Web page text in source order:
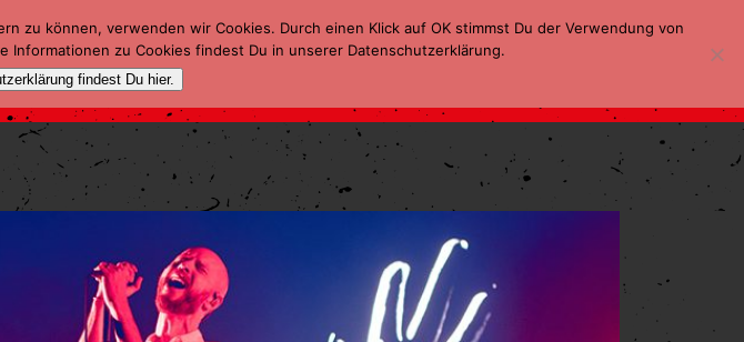
zu können, verwenden wir Cookies. Durch einen Klick auf OK stimmst Du der Verwendung von
Informationen zu Cookies findest Du in unserer Datenschutzerklärung.
findest Du hier.